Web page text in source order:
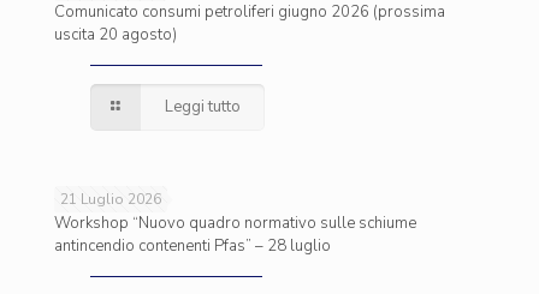
Comunicato consumi petroliferi giugno 2026 (prossima
uscita 20 agosto)
Leggi tutto
21 Luglio 2026
Workshop “Nuovo quadro normativo sulle schiume
antincendio contenenti Pfas” – 28 luglio